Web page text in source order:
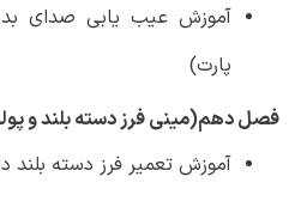
آموزش عیب یابی صدای
پارت)
فصل دهم(مینی فرز دسته بلند و
آموزش تعمیر فرز دسته